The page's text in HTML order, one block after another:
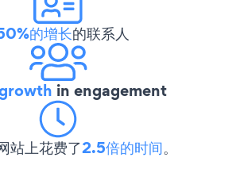
的增长的联系人
in engagement
站上花费了2.5倍的时间。